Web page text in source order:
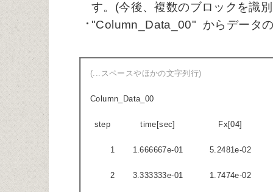
す。(今後、複数のブロックを識
"Column_Data_00" からデータ
(...スペースやほかの文字列行)
Column_Data_00
step time[sec] Fx[04]
1 1.666667e-01 5.2481e-02
2 3.333333e-01 1.7474e-02